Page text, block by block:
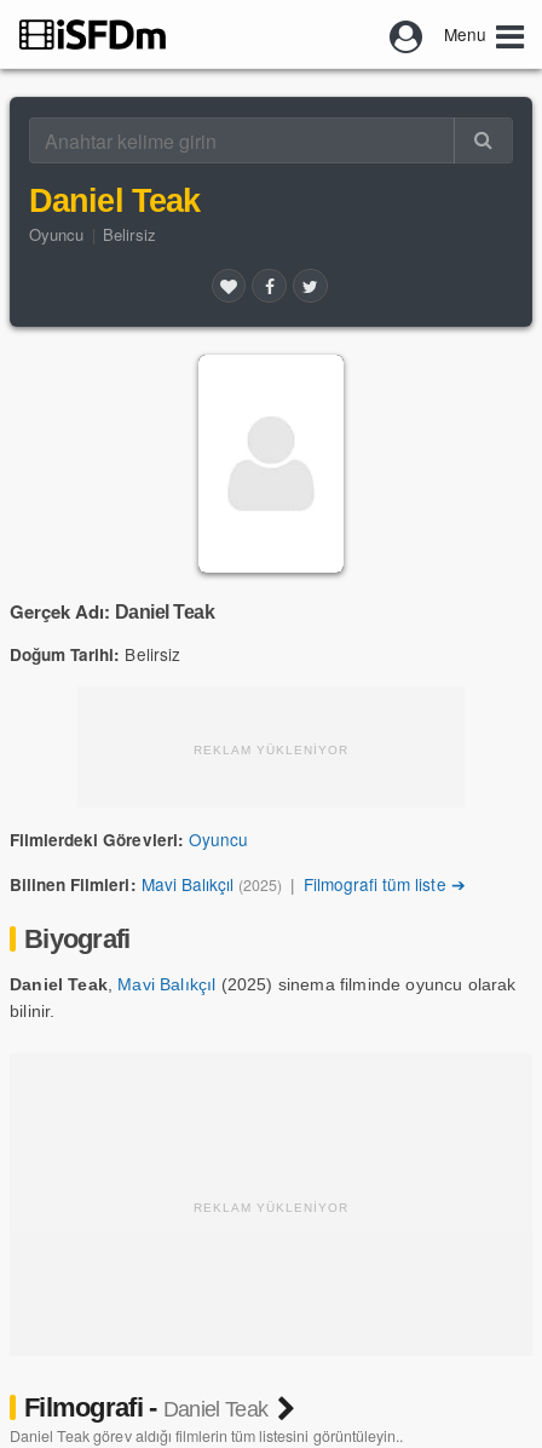
Menu
Daniel Teak
Oyuncu Belirsiz
Gerçek Adı: Daniel Teak
Doğum Tarihi: Belirsiz
REKLAM YÜKLENİYOR
Filmlerdeki Görevleri: Oyuncu
Bilinen Filmleri: Mavi Balıkçıl (2025) | Filmografi tüm liste ➔
Biyografi
Daniel Teak, Mavi Balıkçıl (2025) sinema filminde oyuncu olarak
bilinir.
REKLAM YÜKLENİYOR
Filmografi - Daniel Teak
Daniel Teak görev aldığı filmlerin tüm listesini görüntüleyin..